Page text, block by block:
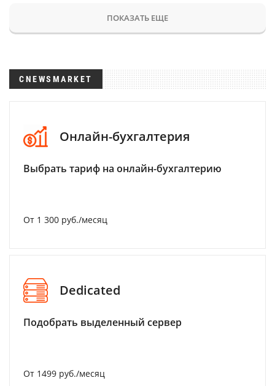
ПОКАЗАТЬ ЕЩЕ
CNEWSMARKET
Онлайн-бухгалтерия
Выбрать тариф на онлайн-бухгалтерию
От 1 300 руб./месяц
Dedicated
Подобрать выделенный сервер
От 1499 руб./месяц